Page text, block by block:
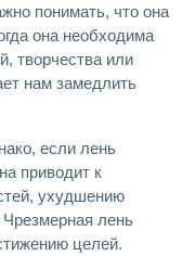
понимать, что она
она необходима
творчества или
нам замедлить
если лень
приводит к
ухудшению
Чрезмерная лень
целей.